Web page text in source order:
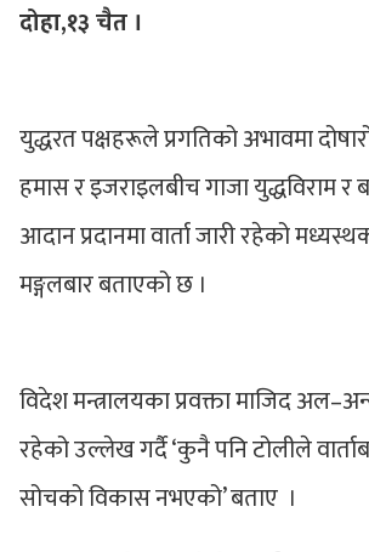
दोहा,१३ चैत ।
युद्धरत पक्षहरूले प्रगतिको अभावमा
हमास र इजराइलबीच गाजा युद्धविराम
आदान प्रदानमा वार्ता जारी रहेको
मङ्गलबार बताएको छ ।
विदेश मन्त्रालयका प्रवक्ता माजिद
रहेको उल्लेख गर्दै ‘कुनै पनि टोलीले
सोचको विकास नभएको’ बताए ।